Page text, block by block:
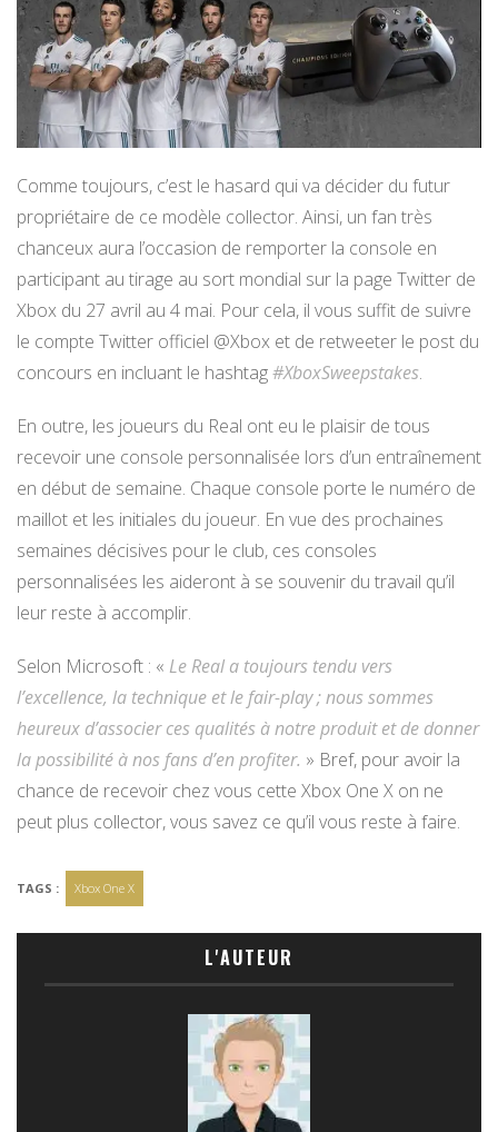
Comme toujours, c’est le hasard qui va décider du futur
propriétaire de ce modèle collector. Ainsi, un fan très
chanceux aura l’occasion de remporter la console en
participant au tirage au sort mondial sur la page Twitter de
Xbox du 27 avril au 4 mai. Pour cela, il vous suffit de suivre
le compte Twitter officiel @Xbox et de retweeter le post du
concours en incluant le hashtag#XboxSweepstakes.
En outre, les joueurs du Real ont eu le plaisir de tous
recevoir une console personnalisée lors d’un entraînement
en début de semaine. Chaque console porte le numéro de
maillot et les initiales du joueur. En vue des prochaines
semaines décisives pour le club, ces consoles
personnalisées les aideront à se souvenir du travail qu’il
leur reste à accomplir.
Selon Microsoft : « Le Real a toujours tendu vers
l’excellence, la technique et le fair-play ; nous sommes
heureux d’associer ces qualités à notre produit et de donner
la possibilité à nos fans d’en profiter. » Bref, pour avoir la
chance de recevoir chez vous cette Xbox One X on ne
peut plus collector, vous savez ce qu’il vous reste à faire.
TAGS : Xbox One X
L'AUTEUR